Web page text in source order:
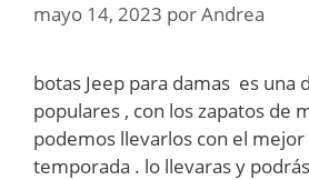
mayo 14, 2023 porAndrea
botas Jeep para damas es una
populares , con los zapatos de
podemos llevarlos con el mejor
temporada . lo llevaras y